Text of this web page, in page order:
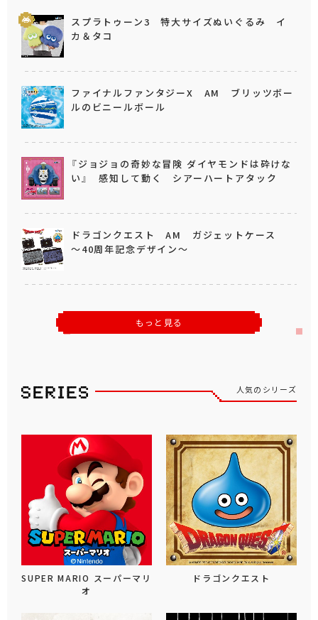
スプラトゥーン3 特大サイズぬいぐるみ イ
カ＆タコ
ファイナルファンタジーX AM ブリッツボー
ルのビニールボール
『ジョジョの奇妙な冒険 ダイヤモンドは砕けな
い』 感知して動く シアーハートアタック
ドラゴンクエスト AM ガジェットケース
～40周年記念デザイン～
もっと見る
人気のシリーズ
SUPER MARIO スーパーマリ
オ
ドラゴンクエスト